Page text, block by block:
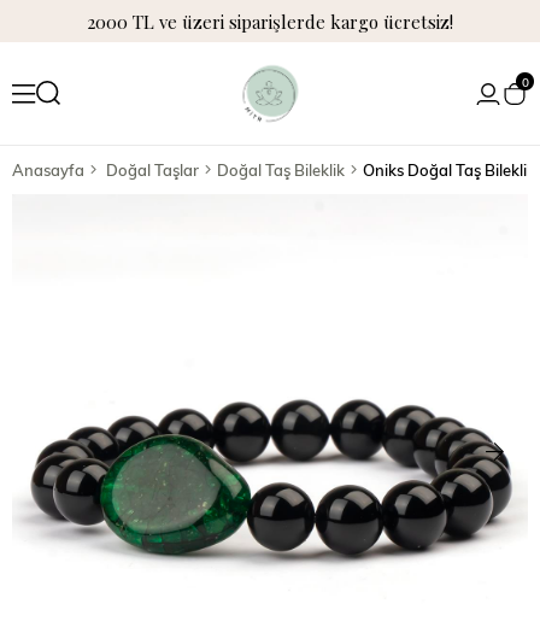
2000 TL ve üzeri siparişlerde kargo ücretsiz!
0
Anasayfa Doğal Taşlar Doğal Taş Bileklik Oniks Doğal Taş Bileklik